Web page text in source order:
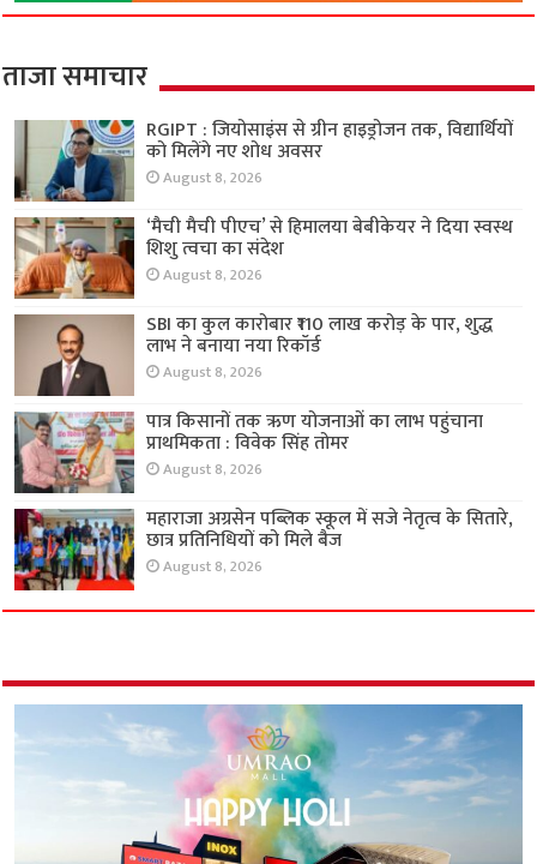
ताजा समाचार
RGIPT : जियोसाइंस से ग्रीन हाइड्रोजन तक, विद्यार्थियों
को मिलेंगे नए शोध अवसर
August 8, 2026
‘मैची मैची पीएच’ से हिमालया बेबीकेयर ने दिया स्वस्थ
शिशु त्वचा का संदेश
August 8, 2026
SBI का कुल कारोबार ₹110 लाख करोड़ के पार, शुद्ध
लाभ ने बनाया नया रिकॉर्ड
August 8, 2026
पात्र किसानों तक ऋण योजनाओं का लाभ पहुंचाना
प्राथमिकता : विवेक सिंह तोमर
August 8, 2026
महाराजा अग्रसेन पब्लिक स्कूल में सजे नेतृत्व के सितारे,
छात्र प्रतिनिधियों को मिले बैज
August 8, 2026